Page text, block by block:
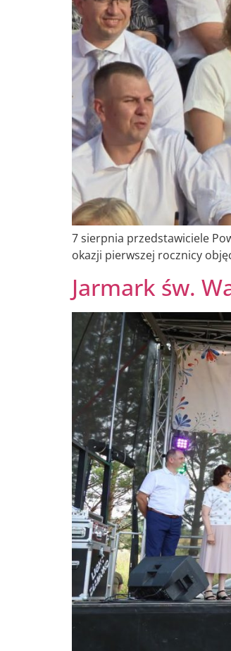
7 sierpnia przedstawiciele
okazji pierwszej rocznicy
Jarmark św.